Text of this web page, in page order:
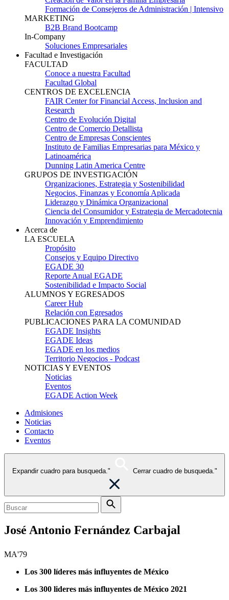
Formación de Consejeros de Administración | Intensivo
MARKETING
B2B Brand Bootcamp
In-Company
Soluciones Empresariales
Facultad e Investigación
FACULTAD
Conoce a nuestra Facultad
Facultad Global
CENTROS DE EXCELENCIA
FAIR Center for Financial Access, Inclusion and
Research
Centro de Evolución Digital
Centro de Comercio Detallista
Centro de Empresas Conscientes
Instituto de Familias Empresarias para México y
Latinoamérica
Dunning Latin America Centre
GRUPOS DE INVESTIGACIÓN
Organizaciones, Estrategia y Sostenibilidad
Negocios, Finanzas y Economía Aplicada
Liderazgo y Dinámica Organizacional
Ciencia del Consumidor y Estrategia de Mercadotecnia
Innovación y Emprendimiento
Acerca de
LA ESCUELA
Propósito
Consejos y Equipo Directivo
EGADE 30
Reporte Anual EGADE
Sostenibilidad e Impacto Social
ALUMNOS Y EGRESADOS
Career Hub
Relación con Egresados
PUBLICACIONES PARA LA COMUNIDAD
EGADE Insights
EGADE Ideas
EGADE en los medios
Territorio Negocios - Podcast
NOTICIAS Y EVENTOS
Noticias
Eventos
EGADE Action Week
Admisiones
Noticias
Contacto
Eventos
Expandir cuadro para busqueda." Cerrar cuadro de busqueda."
José Antonio Fernández Carbajal
MA'79
Los 300 líderes más influyentes de México
Los 300 lideres más influyentes de México 2021